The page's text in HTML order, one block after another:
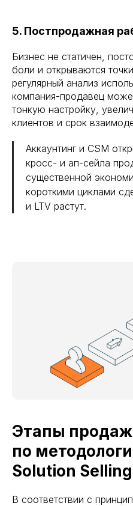
5. Постпродажная
Бизнес не статичен,
боли и открываются
регулярный анализ
компания-продавец
тонкую настройку,
клиентов и срок
Аккаунтинг и CSM
кросс- и ап-сейла
существенной
короткими циклами
и LTV растут.
Этапы
по
Solution Selling
В соответствии с